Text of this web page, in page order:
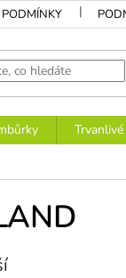
Trvanlivé